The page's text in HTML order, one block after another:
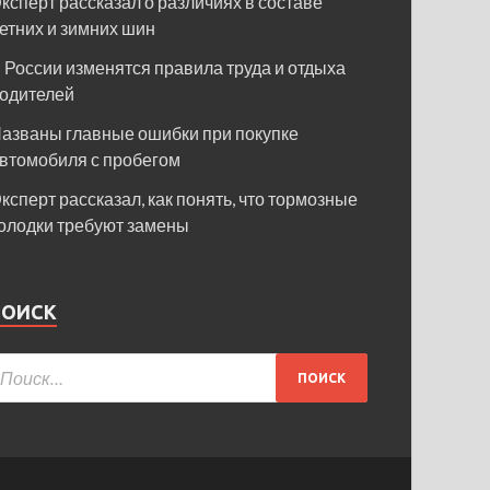
и зимних шин
России изменятся правила труда и отдыха
главные ошибки при покупке
с пробегом
рассказал, как понять, что тормозные
требуют замены